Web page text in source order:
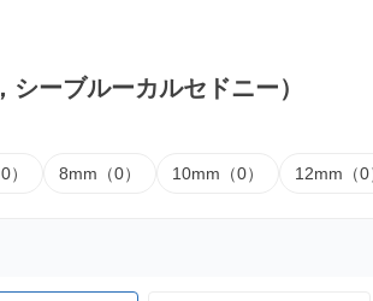
ーブルーカルセドニー）
） 8mm（0） 10mm（0） 12mm（0